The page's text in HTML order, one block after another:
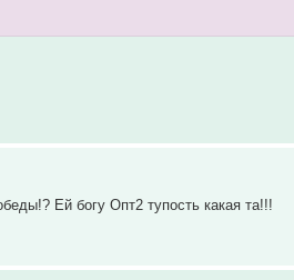
Ей богу Опт2 тупость какая та!!!